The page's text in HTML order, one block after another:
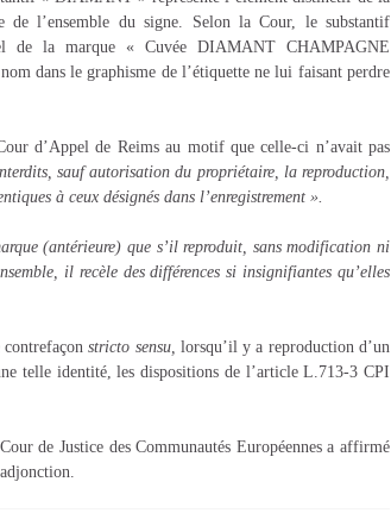
l’ensemble du signe. Selon la Cour, le substantif
de la marque « Cuvée DIAMANT CHAMPAGNE
dans le graphisme de l’étiquette ne lui faisant perdre
d’Appel de Reims au motif que celle-ci n’avait pas
sauf autorisation du propriétaire, la reproduction,
à ceux désignés dans l’enregistrement ».
(antérieure) que s’il reproduit, sans modification ni
il recèle des différences si insignifiantes qu’elles
contrefaçonstricto sensu, lorsqu’il y a reproduction d’un
telle identité, les dispositions de l’article L.713-3 CPI
de Justice des Communautés Européennes a affirmé